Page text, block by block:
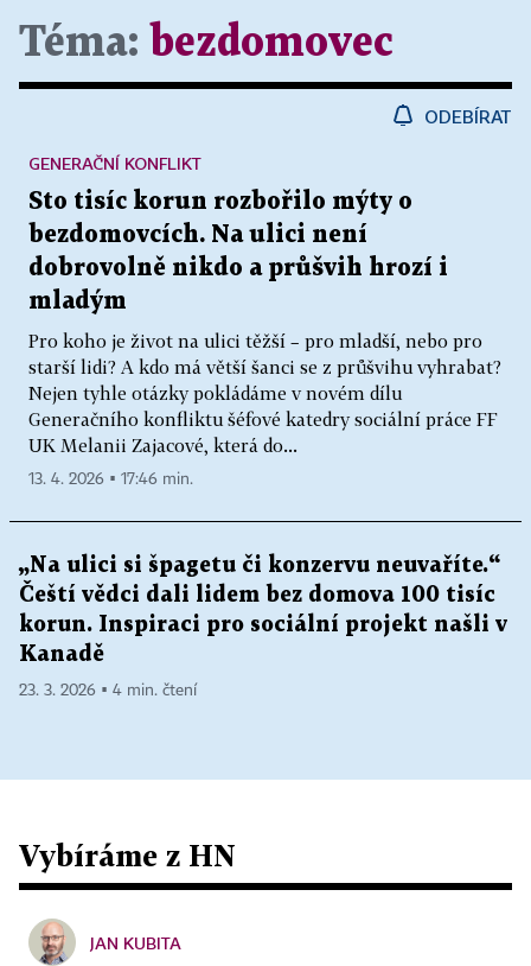
Téma: bezdomovec
ODEBÍRAT
Sto tisíc korun rozbořilo mýty o
bezdomovcích. Na ulici není
dobrovolně nikdo a průšvih hrozí i
mladým
Pro koho je život na ulici těžší – pro mladší, nebo pro
starší lidi? A kdo má větší šanci se z průšvihu vyhrabat?
Nejen tyhle otázky pokládáme v novém dílu
Generačního konfliktu šéfové katedry sociální práce FF
UK Melanii Zajacové, která do...
GENERAČNÍ KONFLIKT
13. 4. 2026 ▪ 17:46 min.
„Na ulici si špagetu či konzervu neuvaříte.“
Čeští vědci dali lidem bez domova 100 tisíc
korun. Inspiraci pro sociální projekt našli v
Kanadě
23. 3. 2026 ▪ 4 min. čtení
Vybíráme z HN
JAN KUBITA